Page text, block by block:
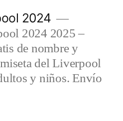
2024
2024 2025 –
de nombre y
del Liverpool
y niños. Envío